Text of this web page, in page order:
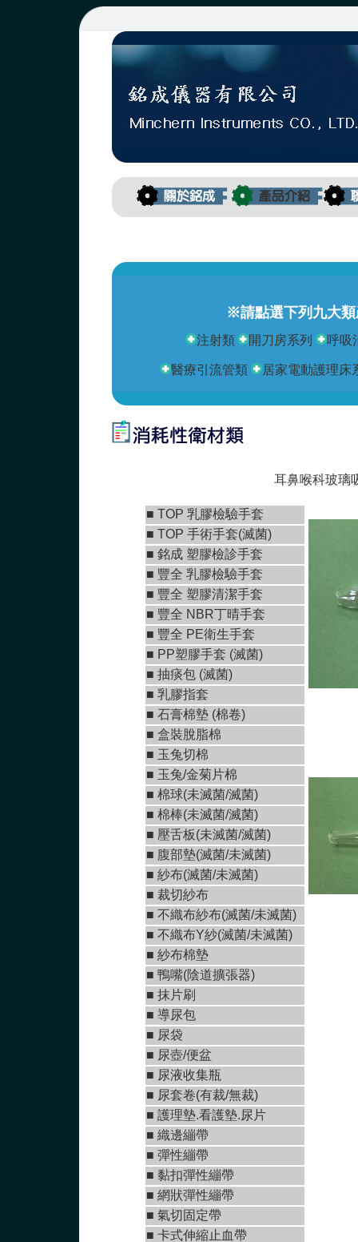
※請點選下列九大
注射類 開刀房系列 呼吸
醫療引流管類 居家電動護理床
耳鼻喉科玻璃
■ TOP 乳膠檢驗手套
■ TOP 手術手套(滅菌)
■ 銘成 塑膠檢診手套
■ 豐全 乳膠檢驗手套
■ 豐全 塑膠清潔手套
■ 豐全 NBR丁晴手套
■ 豐全 PE衛生手套
■ PP塑膠手套 (滅菌)
■ 抽痰包 (滅菌)
■ 乳膠指套
■ 石膏棉墊 (棉卷)
■ 盒裝脫脂棉
■ 玉兔切棉
■ 玉兔/金菊片棉
■ 棉球(未滅菌/滅菌)
■ 棉棒(未滅菌/滅菌)
■ 壓舌板(未滅菌/滅菌)
■ 腹部墊(滅菌/未滅菌)
■ 紗布(滅菌/未滅菌)
■ 裁切紗布
■ 不織布紗布(滅菌/未滅菌)
■ 不織布Y紗(滅菌/未滅菌)
■ 紗布棉墊
■ 鴨嘴(陰道擴張器)
■ 抹片刷
■ 導尿包
■ 尿袋
■ 尿壺/便盆
■ 尿液收集瓶
■ 尿套卷(有裁/無裁)
■ 護理墊.看護墊.尿片
■ 織邊繃帶
■ 彈性繃帶
■ 黏扣彈性繃帶
■ 網狀彈性繃帶
■ 氣切固定帶
■ 卡式伸縮止血帶